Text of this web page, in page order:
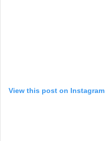
View this post on Instagram